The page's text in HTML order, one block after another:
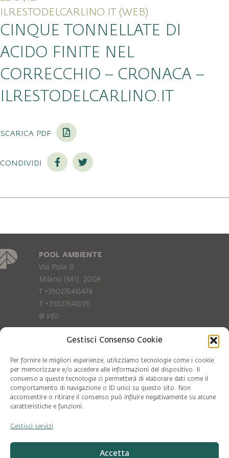
Gestisci Consenso Cookie
Per fornire le migliori esperienze, utilizziamo tecnologie come i cookie
per memorizzare e/o accedere alle informazioni del dispositivo. Il
consenso a queste tecnologie ci permetterà di elaborare dati come il
comportamento di navigazione o ID unici su questo sito. Non
acconsentire o ritirare il consenso può influire negativamente su alcune
caratteristiche e funzioni.
Gestisci servizi
Accetta
ILRESTODELCARLINO.IT (WEB)
CINQUE TONNELLATE DI
ACIDO FINITE NEL
CORRECCHIO – CRONACA –
ILRESTODELCARLINO.IT
scarica pdf
condividi
POOL AMBIENTE
Via Pola 9
Milano (MI), 20124
T +390276416474
F +390276416911
@ info
Privacy Policy
Cookie policy
COD. FISC. 97081560159
P.IVA 06375640965
© Pool Ambiente 2026
DESIGN & DEVELOPMENT by